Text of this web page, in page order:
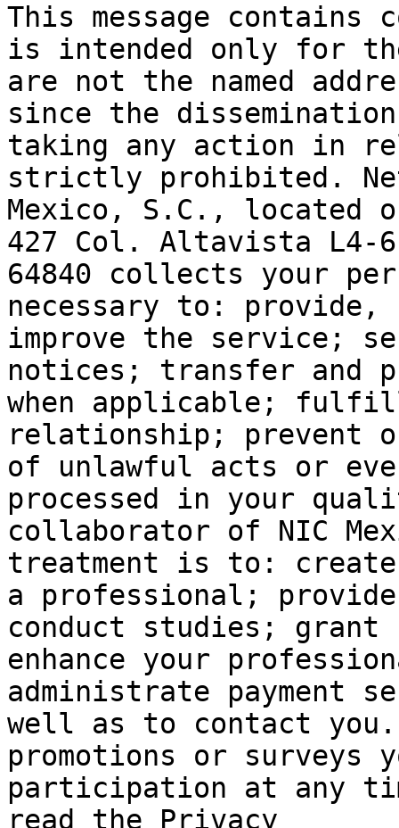
This message
is intended only for
are not the named
since the
taking any action in
strictly prohibited.
Mexico, S.C., located
427 Col. Altavista L4-
64840 collects your
necessary to: provide,
improve the service;
notices; transfer and
when applicable;
relationship; prevent
of unlawful acts or
processed in your
collaborator of NIC
treatment is to: create
a professional;
conduct studies; grant
enhance your
administrate payment
well as to contact
promotions or surveys
participation at any
read the Privacy